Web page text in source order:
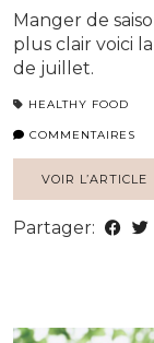
Manger de
plus clair voici
de juillet.
HEALTHY FOOD
COMMENTAIRES
VOIR L’ARTICLE
Partager: